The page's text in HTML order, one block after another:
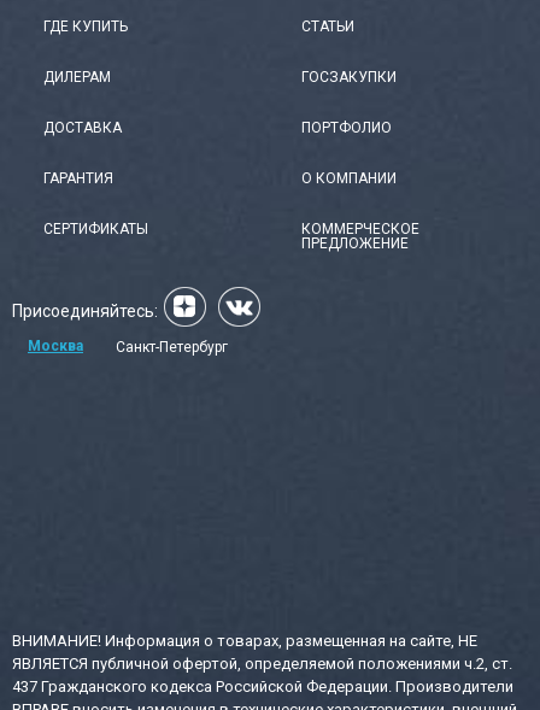
ГДЕ КУПИТЬ
ДИЛЕРАМ
ДОСТАВКА
ГАРАНТИЯ
СЕРТИФИКАТЫ
СТАТЬИ
ГОСЗАКУПКИ
ПОРТФОЛИО
О КОМПАНИИ
КОММЕРЧЕСКОЕ
ПРЕДЛОЖЕНИЕ
Присоединяйтесь:
Москва Санкт-Петербург
ВНИМАНИЕ! Информация о товарах, размещенная на сайте, НЕ
ЯВЛЯЕТСЯ публичной офертой, определяемой положениями ч.2, ст.
437 Гражданского кодекса Российской Федерации. Производители